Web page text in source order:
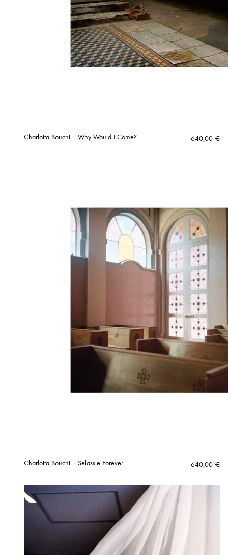
Charlotta Boucht | Why Would I Come? 640,00 €
Charlotta Boucht | Selassie Forever 640,00 €